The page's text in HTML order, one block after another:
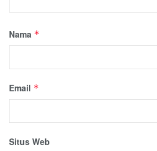
Nama *
Email *
Situs Web